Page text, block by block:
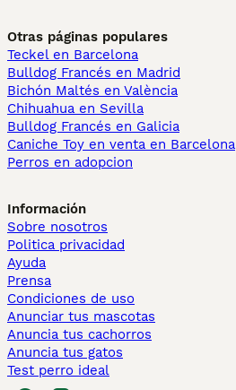
Otras páginas populares
Teckel en Barcelona
Bulldog Francés en Madrid
Bichón Maltés en València
Chihuahua en Sevilla
Bulldog Francés en Galicia
Caniche Toy en venta en Barcelona
Perros en adopcion
Información
Sobre nosotros
Politica privacidad
Ayuda
Prensa
Condiciones de uso
Anunciar tus mascotas
Anuncia tus cachorros
Anuncia tus gatos
Test perro ideal